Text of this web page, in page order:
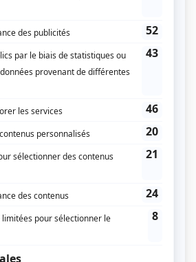
des outils de massage pour
à se rétablir et à améliorer leur
avec kiné classique ?
un kiné du sport est un
dans les soins liés à l’activité
quant à lui, est spécialisé dans les
celles liées à la santé
à tous types de patients.